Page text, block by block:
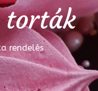
torták
rendelés